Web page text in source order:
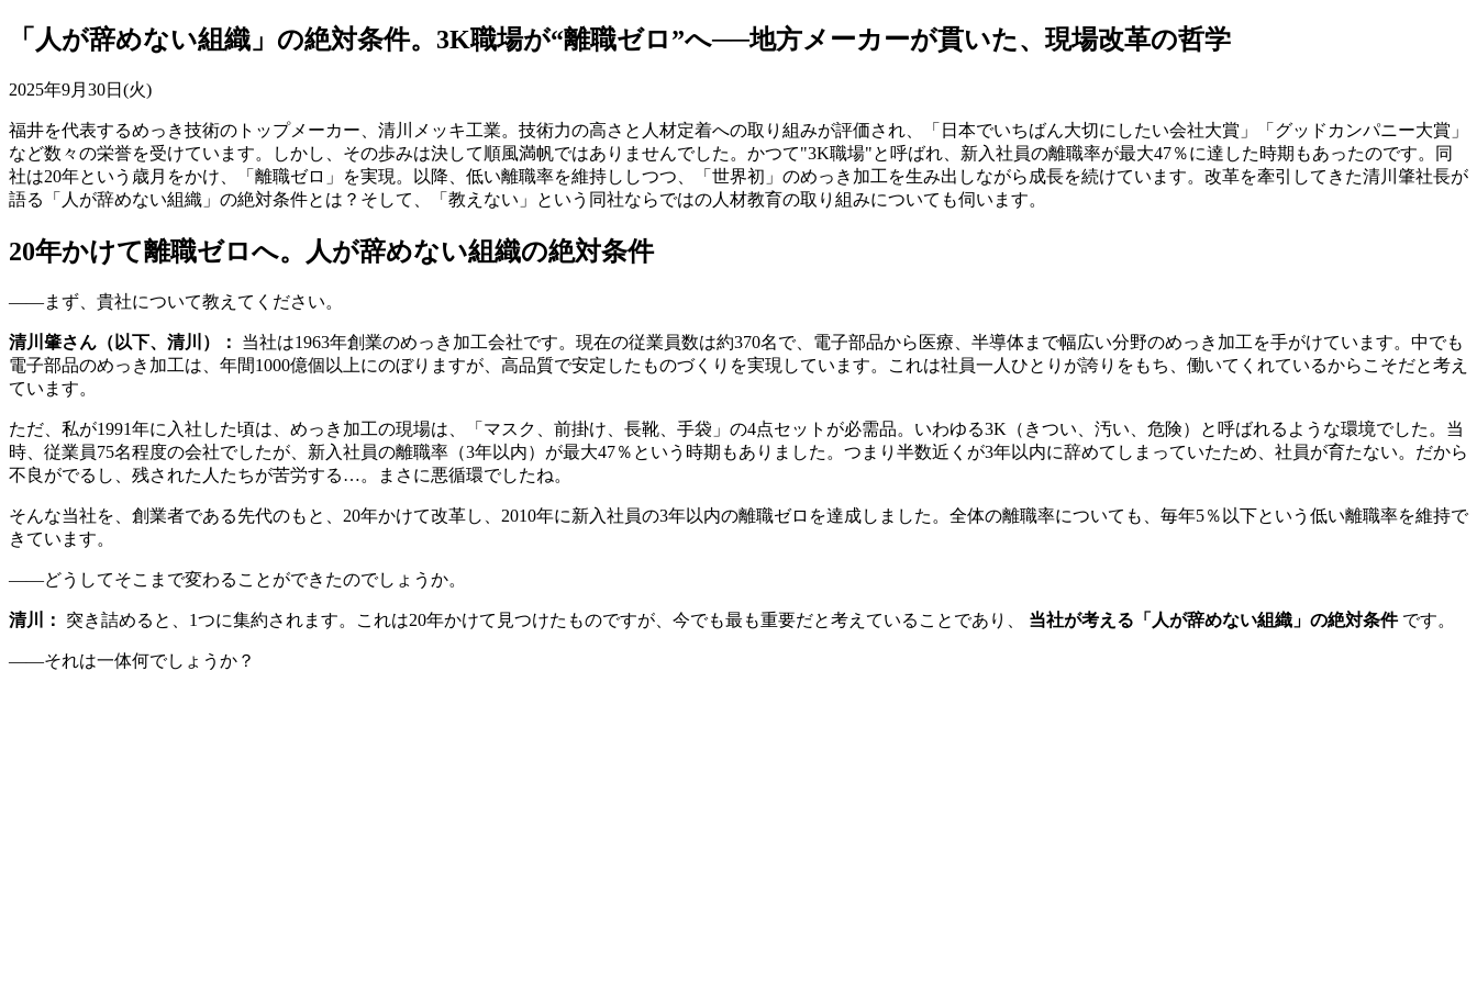
「人が辞めない組織」の絶対条件。3K職場が“離職ゼロ”へ──地方メーカーが貫いた、現場改革の哲学
2025年9月30日(火)
福井を代表するめっき技術のトップメーカー、清川メッキ工業。技術力の高さと人材定着への取り組みが評価され、「日本でいちばん大切にしたい会社大賞」「グッドカンパニー大賞」
など数々の栄誉を受けています。しかし、その歩みは決して順風満帆ではありませんでした。かつて"3K職場"と呼ばれ、新入社員の離職率が最大47％に達した時期もあったのです。同
社は20年という歳月をかけ、「離職ゼロ」を実現。以降、低い離職率を維持ししつつ、「世界初」のめっき加工を生み出しながら成長を続けています。改革を牽引してきた清川肇社長が
語る「人が辞めない組織」の絶対条件とは？そして、「教えない」という同社ならではの人材教育の取り組みについても伺います。
20年かけて離職ゼロへ。人が辞めない組織の絶対条件
――まず、貴社について教えてください。
清川肇さん（以下、清川）：
当社は1963年創業のめっき加工会社です。現在の従業員数は約370名で、電子部品から医療、半導体まで幅広い分野のめっき加工を手がけています。中でも
電子部品のめっき加工は、年間1000億個以上にのぼりますが、高品質で安定したものづくりを実現しています。これは社員一人ひとりが誇りをもち、働いてくれているからこそだと考え
ています。
ただ、私が1991年に入社した頃は、めっき加工の現場は、「マスク、前掛け、長靴、手袋」の4点セットが必需品。いわゆる3K（きつい、汚い、危険）と呼ばれるような環境でした。当
時、従業員75名程度の会社でしたが、新入社員の離職率（3年以内）が最大47％という時期もありました。つまり半数近くが3年以内に辞めてしまっていたため、社員が育たない。だから
不良がでるし、残された人たちが苦労する…。まさに悪循環でしたね。
そんな当社を、創業者である先代のもと、20年かけて改革し、2010年に新入社員の3年以内の離職ゼロを達成しました。全体の離職率についても、毎年5％以下という低い離職率を維持で
きています。
――どうしてそこまで変わることができたのでしょうか。
清川： 突き詰めると、1つに集約されます。これは20年かけて見つけたものですが、今でも最も重要だと考えていることであり、 当社が考える「人が辞めない組織」の絶対条件です。
――それは一体何でしょうか？